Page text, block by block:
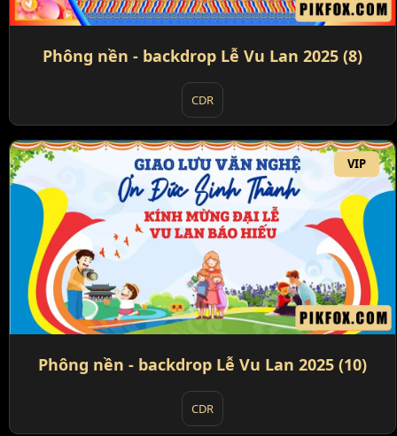
Phông nền - backdrop Lễ Vu Lan 2025 (8)
CDR
VIP
Phông nền - backdrop Lễ Vu Lan 2025 (10)
CDR